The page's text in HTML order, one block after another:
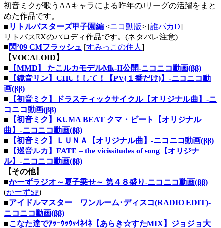
初音ミクが歌うAAキャラによる昨年のJリーグの活躍をまと
めた作品です。
■ リトルバスターズ甲子園編 <ニコ動版> [誰パカD]
リトバスEXのパロディ作品です。(ネタバレ注意)
■閃’09 CMフラッシュ [すみっこの住人 ]
【VOCALOID】
■ 【MMD】 たこルカモデルMk-II公開‐ニコニコ動画(ββ)
■ 【鏡音リン】CHU！して！【PV(１番だけ)】‐ニコニコ動
画(ββ)
■ 【初音ミク】ドラスティックサイクル【オリジナル曲】‐ニ
コニコ動画(ββ)
■ 【初音ミク】KUMA BEAT クマ・ビート【オリジナル
曲】‐ニコニコ動画(ββ)
■ 【初音ミク】ＬＵＮＡ【オリジナル曲】‐ニコニコ動画(ββ)
■ 【巡音ルカ】FATE－the vicissitudes of song【オリジナ
ル】‐ニコニコ動画(ββ)
【その他】
■かーずラジオ～夏子乗せ～ 第４８盛り‐ニコニコ動画(ββ)
(かーずSP)
■アイドルマスター ワンルーム･ディスコ(RADIO EDIT)‐
ニコニコ動画(ββ)
■こなた達でｱｯｰｳｯｳｯｲﾈｲﾈ【あらき☆すたMIX】ジョジョ大